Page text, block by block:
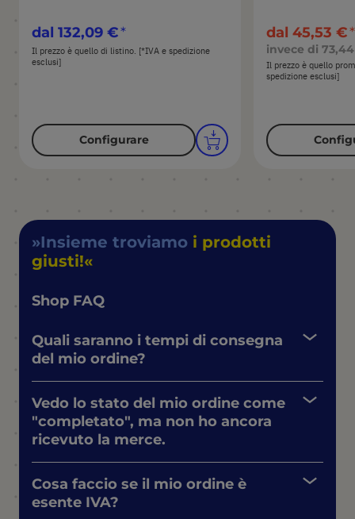
dal 132,09 €
Il prezzo è quello di listino. [*IVA e spedizione
esclusi]
Configurare
dal 45,53 €
invece di
Il prezzo è quello
spedizione esclusi]
Insieme troviamo i prodotti
giusti!
Shop FAQ
Quali saranno i tempi di consegna
del mio ordine?
Vedo lo stato del mio ordine come
"completato", ma non ho ancora
ricevuto la merce.
Cosa faccio se il mio ordine è
esente IVA?